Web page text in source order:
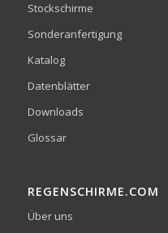
Stockschirme
Sonderanfertigung
Katalog
Datenblätter
Downloads
Glossar
REGENSCHIRME.COM
Über uns